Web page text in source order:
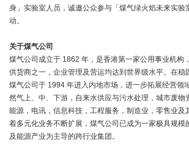
身」实验室人员，诚邀公众参与「煤气绿火焰未来实验
动。
关于煤气公司
煤气公司成立于 1862 年，是香港第一家公用事业机构
供货商之一，企业管理及营运均达到世界级水平。在稳
煤气公司于 1994 年进入内地市场，进一步拓展经营领
然气上、中、下游，自来水供应与污水处理，城市废物
能源，电讯，信息科技，工程服务，制造业，零售业及
着多元化业务不断扩展，煤气公司已成为一家极具规模
及能源产业为主导的跨行业集团。